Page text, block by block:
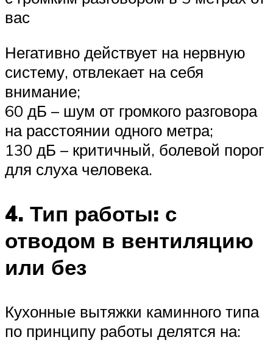
вас
Негативно действует на нервную
систему, отвлекает на себя
внимание;
60 дБ – шум от громкого разговора
на расстоянии одного метра;
130 дБ – критичный, болевой порог
для слуха человека.
4. Тип работы: с
отводом в вентиляцию
или без
Кухонные вытяжки каминного типа
по принципу работы делятся на: